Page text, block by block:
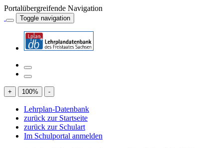
Portalübergreifende Navigation
Toggle navigation
+ 100% -
Lehrplan-Datenbank
zurück zur Startseite
zurück zur Schulart
Im Schulportal anmelden